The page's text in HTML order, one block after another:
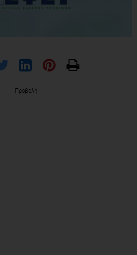
Προβολή